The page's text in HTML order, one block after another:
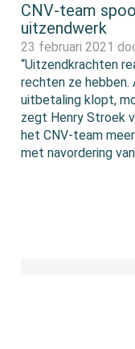
CNV-team
uitzendwerk
23 februari 2021
“Uitzendkrachten
rechten ze
uitbetaling klopt,
zegt Henry Stroek
het CNV-team
met navordering